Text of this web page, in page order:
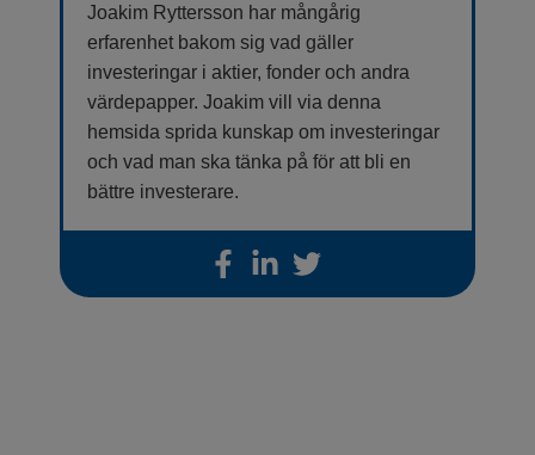
Joakim Ryttersson har mångårig
erfarenhet bakom sig vad gäller
investeringar i aktier, fonder och andra
värdepapper. Joakim vill via denna
hemsida sprida kunskap om investeringar
och vad man ska tänka på för att bli en
bättre investerare.